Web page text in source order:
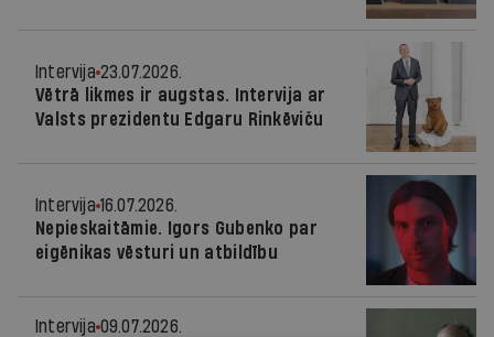
Intervija 23.07.2026.
Vētrā likmes ir augstas. Intervija ar
Valsts prezidentu Edgaru Rinkēviču
Intervija 16.07.2026.
Nepieskaitāmie. Igors Gubenko par
eigēnikas vēsturi un atbildību
Intervija 09.07.2026.